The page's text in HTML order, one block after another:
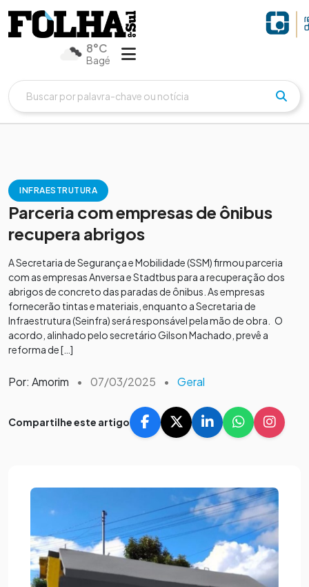
8°C
Bagé
INFRAESTRUTURA
Parceria com empresas de ônibus
recupera abrigos
A Secretaria de Segurança e Mobilidade (SSM) firmou parceria
com as empresas Anversa e Stadtbus para a recuperação dos
abrigos de concreto das paradas de ônibus. As empresas
fornecerão tintas e materiais, enquanto a Secretaria de
Infraestrutura (Seinfra) será responsável pela mão de obra. O
acordo, alinhado pelo secretário Gilson Machado, prevê a
reforma de […]
Por: Amorim • 07/03/2025 • Geral
Compartilhe este artigo